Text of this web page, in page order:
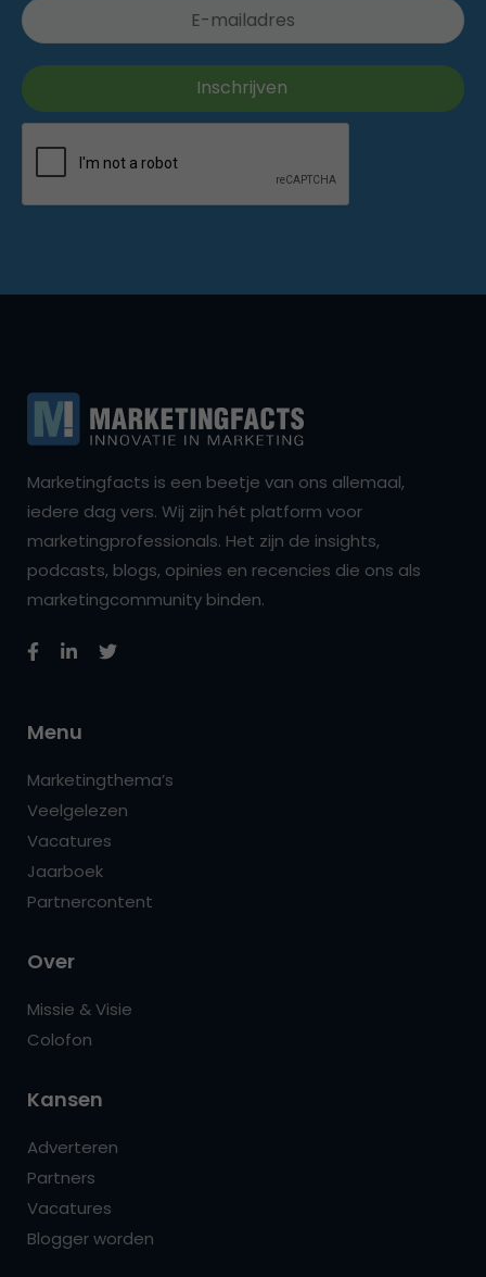
Marketingfacts is een beetje van ons allemaal,
iedere dag vers. Wij zijn hét platform voor
marketingprofessionals. Het zijn de insights,
podcasts, blogs, opinies en recencies die ons als
marketingcommunity binden.
Menu
Marketingthema’s
Veelgelezen
Vacatures
Jaarboek
Partnercontent
Over
Missie & Visie
Colofon
Kansen
Adverteren
Partners
Vacatures
Blogger worden